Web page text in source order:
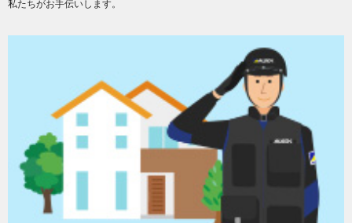
私たちがお手伝いします。